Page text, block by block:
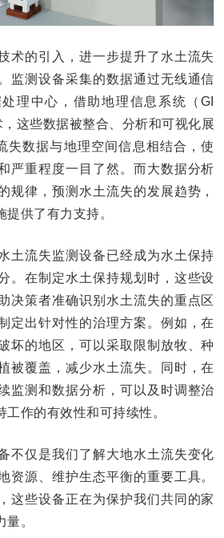
的引入，进一步提升了水土流失
监测设备采集的数据通过无线通信
理中心，借助地理信息系统（GI
这些数据被整合、分析和可视化展
失数据与地理空间信息相结合，使
严重程度一目了然。而大数据分析
规律，预测水土流失的发展趋势，
供了有力支持。
流失监测设备已经成为水土保持
。在制定水土保持规划时，这些设
决策者准确识别水土流失的重点区
定出针对性的治理方案。例如，在
坏的地区，可以采取限制放牧、种
被覆盖，减少水土流失。同时，在
监测和数据分析，可以及时调整治
作的有效性和可持续性。
仅是我们了解大地水土流失变化
资源、维护生态平衡的重要工具。
这些设备正在为保护我们共同的家
。